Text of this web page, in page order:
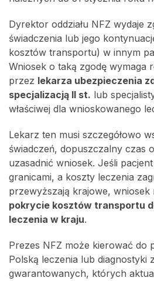
Dyrektor oddziału NFZ wydaje
świadczenia lub jego
kosztów transportu) w innym
Wniosek o taką zgodę wymaga
przez lekarza ubezpieczenia
specjalizacją II st. lub
właściwej dla wnioskowanego
Lekarz ten musi szczegółowo
świadczeń, dopuszczalny czas
uzasadnić wniosek. Jeśli
granicami, a koszty leczenia
przewyższają krajowe, wniosek
pokrycie kosztów transportu
leczenia w kraju.
Prezes NFZ może kierować do
Polską leczenia lub diagnostyki
gwarantowanych, których